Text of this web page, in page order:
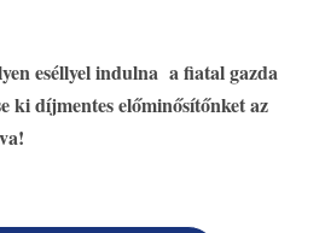
eséllyel indulna a fiatal gazda
ki díjmentes előminősítőnket az